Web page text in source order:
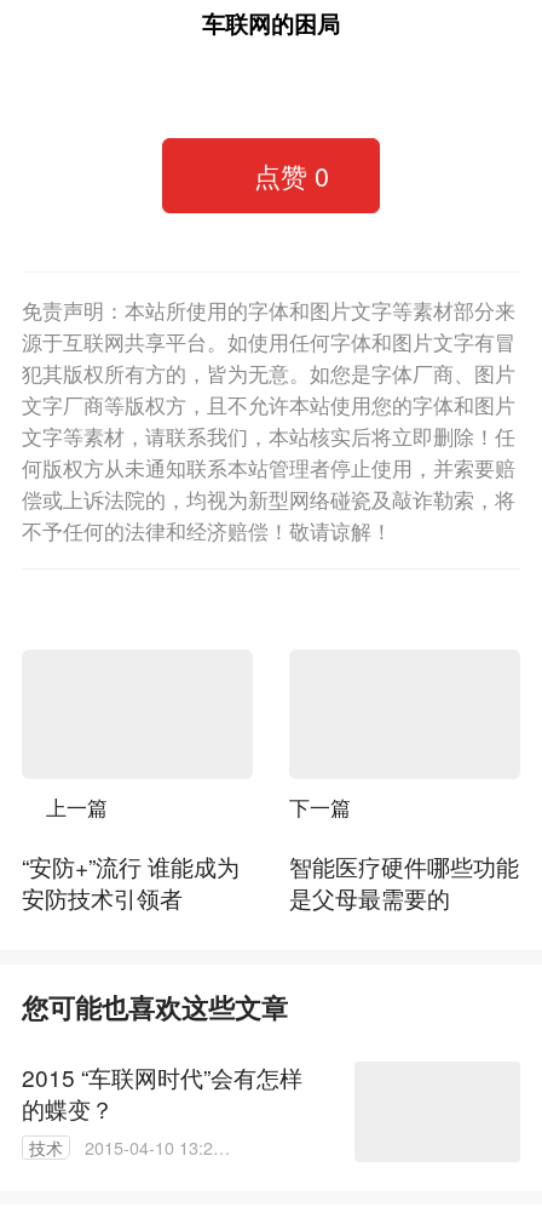
车联网的困局
点赞 0
免责声明：本站所使用的字体和图片文字等素材部分来
源于互联网共享平台。如使用任何字体和图片文字有冒
犯其版权所有方的，皆为无意。如您是字体厂商、图片
文字厂商等版权方，且不允许本站使用您的字体和图片
文字等素材，请联系我们，本站核实后将立即删除！任
何版权方从未通知联系本站管理者停止使用，并索要赔
偿或上诉法院的，均视为新型网络碰瓷及敲诈勒索，将
不予任何的法律和经济赔偿！敬请谅解！
上一篇
“安防+”流行 谁能成为
安防技术引领者
下一篇
智能医疗硬件哪些功能
是父母最需要的
您可能也喜欢这些文章
2015 “车联网时代”会有怎样
的蝶变？
技术
2015-04-10 13:27: